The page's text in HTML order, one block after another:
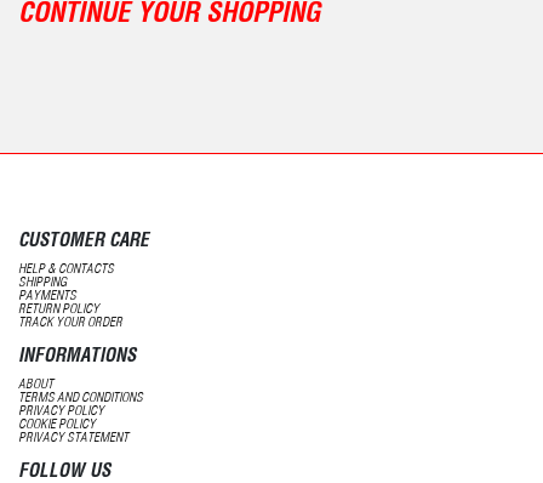
CONTINUE YOUR SHOPPING
CUSTOMER CARE
HELP & CONTACTS
SHIPPING
PAYMENTS
RETURN POLICY
TRACK YOUR ORDER
INFORMATIONS
ABOUT
TERMS AND CONDITIONS
PRIVACY POLICY
COOKIE POLICY
PRIVACY STATEMENT
FOLLOW US